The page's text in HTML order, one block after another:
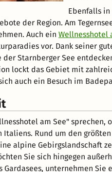
Ebenfalls in
der Region. Am
Auch ein Wellnesshotel
vor. Dank seiner
der Starnberger See
lockt das Gebiet mit
auch ein Besuch im
am See"
Rund um den
alpine Gebirgslandschaft
Sie sich hingegen
unternehmen